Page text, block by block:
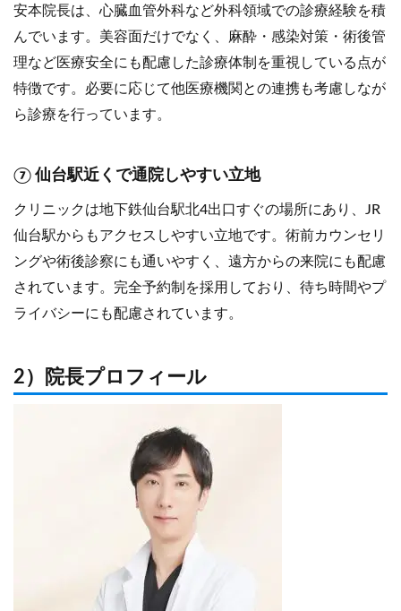
安本院長は、心臓血管外科など外科領域での診療経験を積
んでいます。美容面だけでなく、麻酔・感染対策・術後管
理など医療安全にも配慮した診療体制を重視している点が
特徴です。必要に応じて他医療機関との連携も考慮しなが
ら診療を行っています。
⑦ 仙台駅近くで通院しやすい立地
クリニックは地下鉄仙台駅北4出口すぐの場所にあり、JR
仙台駅からもアクセスしやすい立地です。術前カウンセリ
ングや術後診察にも通いやすく、遠方からの来院にも配慮
されています。完全予約制を採用しており、待ち時間やプ
ライバシーにも配慮されています。
2）院長プロフィール